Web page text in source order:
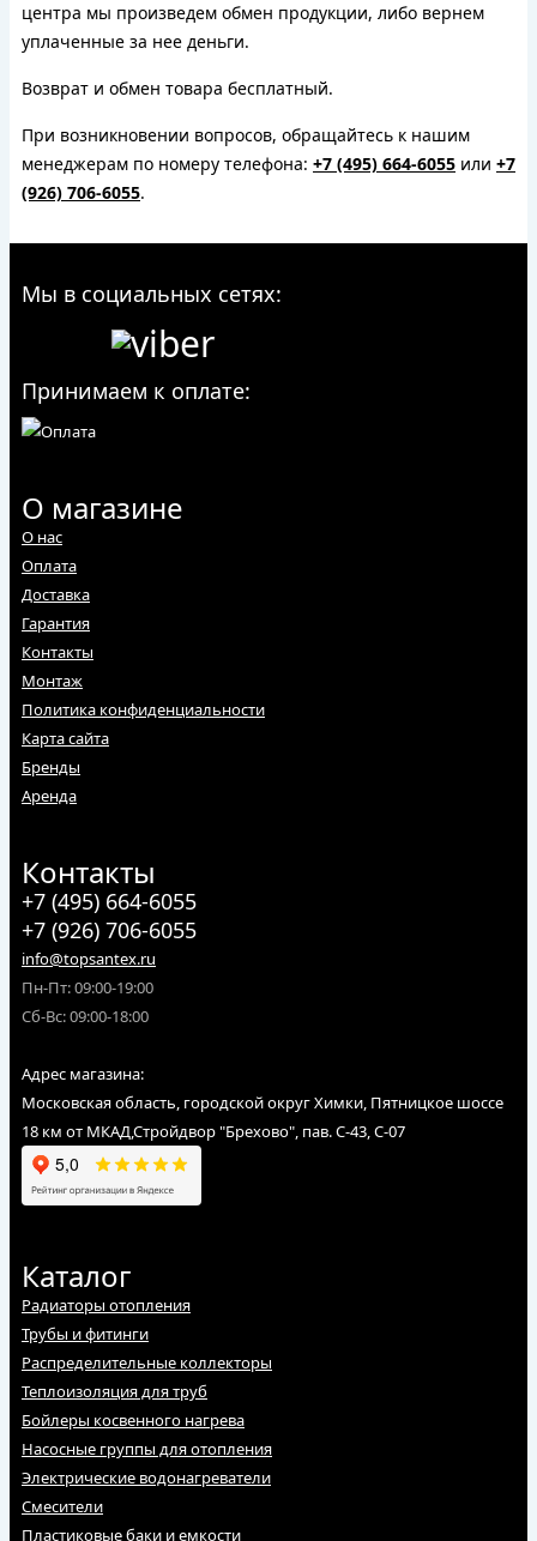
центра мы произведем обмен продукции, либо вернем
уплаченные за нее деньги.
Возврат и обмен товара бесплатный.
При возникновении вопросов, обращайтесь к нашим
менеджерам по номеру телефона: +7 (495) 664-6055 или +7
(926) 706-6055.
Мы в социальных сетях:
Принимаем к оплате:
О магазине
О нас
Оплата
Доставка
Гарантия
Контакты
Монтаж
Политика конфиденциальности
Карта сайта
Бренды
Аренда
Контакты
+7 (495) 664-6055
+7 (926) 706-6055
info@topsantex.ru
Пн-Пт: 09:00-19:00
Сб-Вс: 09:00-18:00
Адрес магазина:
Московская область, городской округ Химки, Пятницкое шоссе
18 км от МКАД,Стройдвор "Брехово", пав. С-43, С-07
Каталог
Радиаторы отопления
Трубы и фитинги
Распределительные коллекторы
Теплоизоляция для труб
Бойлеры косвенного нагрева
Насосные группы для отопления
Электрические водонагреватели
Смесители
Пластиковые баки и емкости